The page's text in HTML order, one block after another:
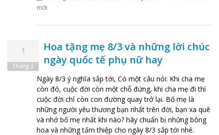
mới
1
Tháng 3
Hoa tặng mẹ 8/3 và những lời chúc
ngày quốc tế phụ nữ hay
Ngày 8/3 ý nghĩa sắp tới, Có một câu nói: Khi cha mẹ
còn đó, cuộc đời còn một chỗ đứng, khi cha mẹ đi thì
cuộc đời chỉ còn con đường quay trở lại. Bố mẹ là
những người yêu thương bạn nhất trên đời, bạn xa quê
và nhớ bố mẹ nhất khi nào? hãy chuẩn bị những bông
hoa và những tấm thiệp cho ngày 8/3 sắp tới nhé.